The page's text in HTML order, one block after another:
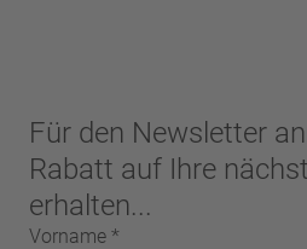
Für den Newsletter
Rabatt auf Ihre
erhalten...
Vorname *